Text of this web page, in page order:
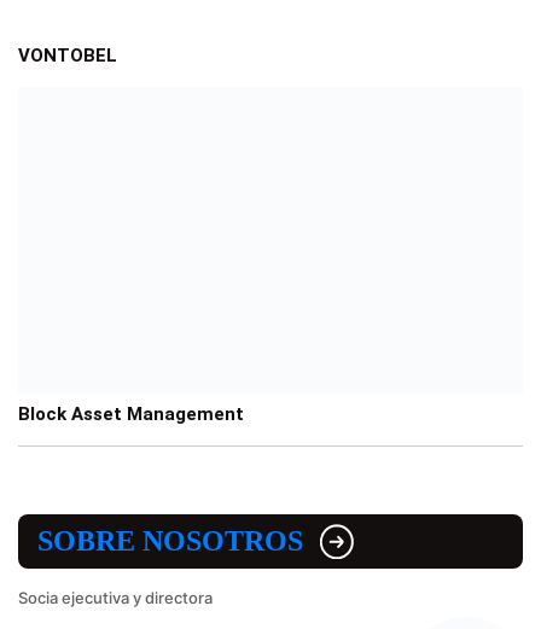
VONTOBEL
Block Asset Management
SOBRE NOSOTROS
Socia ejecutiva y directora